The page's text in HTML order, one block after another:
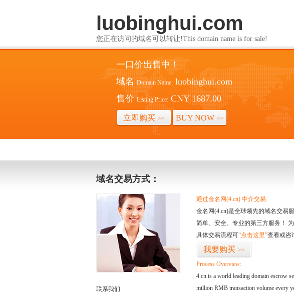
luobinghui.com
您正在访问的域名可以转让!This domain name is for sale!
一口价出售中！
域名 Domain Name: luobinghui.com
售价 Listing Price: CNY 1687.00
立即购买 >> BUY NOW >>
域名交易方式：
联系我们
通过金名网(4.cn) 中介交易
金名网(4.cn)是全球领先的域名交易
简单、安全、专业的第三方服务！
具体交易流程可“点击这里”查看或咨
我要购买 >>
Process Overview:
4.cn is a world leading domain escrow
million RMB transaction volume every